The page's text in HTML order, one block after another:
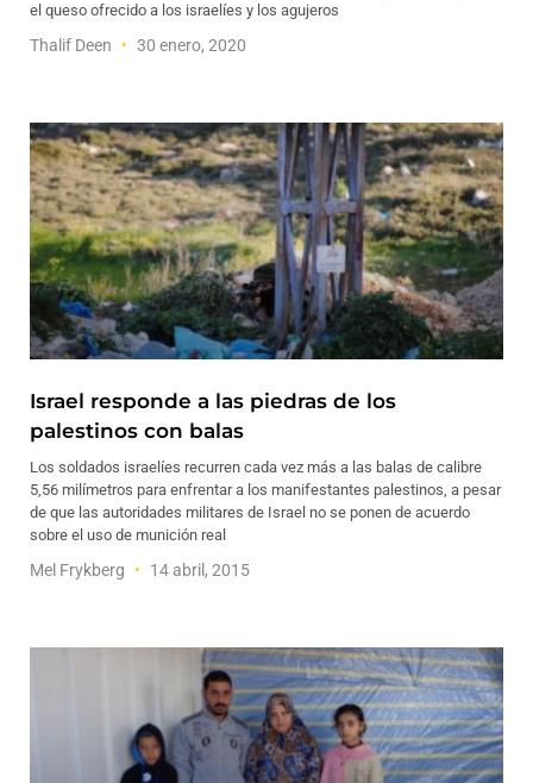
el queso ofrecido a los israelíes y los agujeros
Thalif Deen 30 enero, 2020
Israel responde a las piedras de los
palestinos con balas
Los soldados israelíes recurren cada vez más a las balas de calibre
5,56 milímetros para enfrentar a los manifestantes palestinos, a pesar
de que las autoridades militares de Israel no se ponen de acuerdo
sobre el uso de munición real
Mel Frykberg 14 abril, 2015